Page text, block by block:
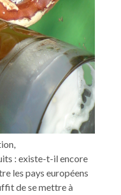
: existe-t-il encore
les pays européens
de se mettre à